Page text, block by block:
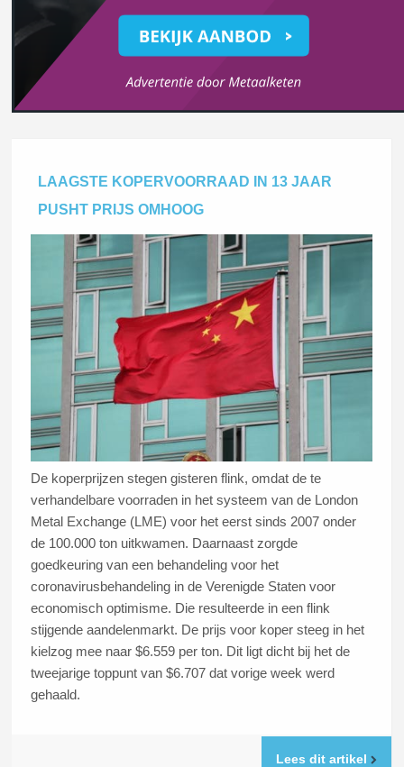
LAAGSTE KOPERVOORRAAD IN 13 JAAR
PUSHT PRIJS OMHOOG
De koperprijzen stegen gisteren flink, omdat de te
verhandelbare voorraden in het systeem van de London
Metal Exchange (LME) voor het eerst sinds 2007 onder
de 100.000 ton uitkwamen. Daarnaast zorgde
goedkeuring van een behandeling voor het
coronavirusbehandeling in de Verenigde Staten voor
economisch optimisme. Die resulteerde in een flink
stijgende aandelenmarkt. De prijs voor koper steeg in het
kielzog mee naar $6.559 per ton. Dit ligt dicht bij het de
tweejarige toppunt van $6.707 dat vorige week werd
gehaald.
Lees dit artikel